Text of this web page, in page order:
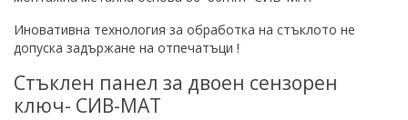
Иновативна технология за обработка на стъклото не
допуска задържане на отпечатъци !
Стъклен панел за двоен сензорен
ключ- СИВ-МАТ